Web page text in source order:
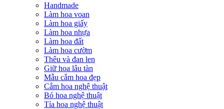
Handmade
Làm hoa voan
Làm hoa giấy
Làm hoa nhựa
Làm hoa đất
Làm hoa cườm
Thêu và đan len
Giữ hoa lâu tàn
Mẫu cắm hoa đẹp
Cắm hoa nghệ thuật
Bó hoa nghệ thuật
Tỉa hoa nghệ thuật